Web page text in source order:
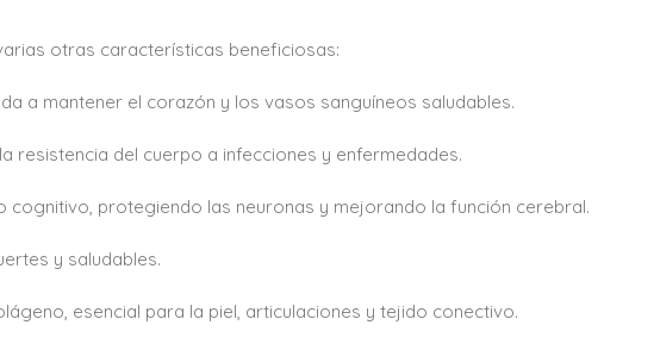
otras características beneficiosas:
a mantener el corazón y los vasos sanguíneos saludables.
resistencia del cuerpo a infecciones y enfermedades.
cognitivo, protegiendo las neuronas y mejorando la función cerebral.
y saludables.
esencial para la piel, articulaciones y tejido conectivo.